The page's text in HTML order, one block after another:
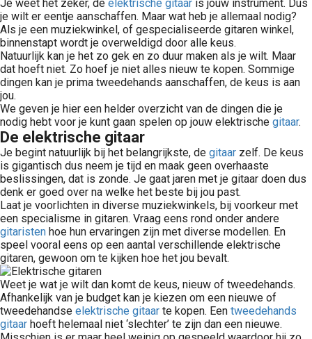
Je weet het zeker, de elektrische gitaar is jouw instrument. Dus
je wilt er eentje aanschaffen. Maar wat heb je allemaal nodig?
Als je een muziekwinkel, of gespecialiseerde gitaren winkel,
binnenstapt wordt je overweldigd door alle keus.
Natuurlijk kan je het zo gek en zo duur maken als je wilt. Maar
dat hoeft niet. Zo hoef je niet alles nieuw te kopen. Sommige
dingen kan je prima tweedehands aanschaffen, de keus is aan
jou.
We geven je hier een helder overzicht van de dingen die je
nodig hebt voor je kunt gaan spelen op jouw elektrische gitaar.
De elektrische gitaar
Je begint natuurlijk bij het belangrijkste, de gitaar zelf. De keus
is gigantisch dus neem je tijd en maak geen overhaaste
beslissingen, dat is zonde. Je gaat jaren met je gitaar doen dus
denk er goed over na welke het beste bij jou past.
Laat je voorlichten in diverse muziekwinkels, bij voorkeur met
een specialisme in gitaren. Vraag eens rond onder andere
gitaristen hoe hun ervaringen zijn met diverse modellen. En
speel vooral eens op een aantal verschillende elektrische
gitaren, gewoon om te kijken hoe het jou bevalt.
Weet je wat je wilt dan komt de keus, nieuw of tweedehands.
Afhankelijk van je budget kan je kiezen om een nieuwe of
tweedehandse elektrische gitaar te kopen. Een tweedehands
gitaar hoeft helemaal niet ‘slechter’ te zijn dan een nieuwe.